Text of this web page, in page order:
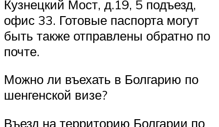
Кузнецкий Мост, д.19, 5 подъезд,
офис 33. Готовые паспорта могут
быть также отправлены обратно по
почте.
Можно ли въехать в Болгарию по
шенгенской визе?
Въезд на территорию Болгарии по